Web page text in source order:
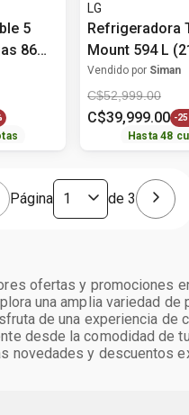
5
86
LG
Refrigeradora
Mount 594 L
No Frost
Vendido por Siman
C$52,999.00
C$39,999.00 -25
Hasta48
Página de 3
ofertas y promociones
una amplia variedad de
de una experiencia de
desde la comodidad de tu
novedades y descuentos